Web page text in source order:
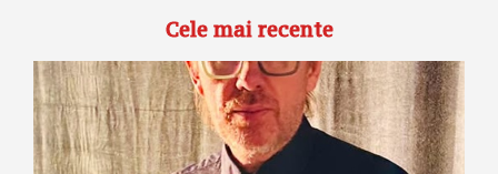
Cele mai recente